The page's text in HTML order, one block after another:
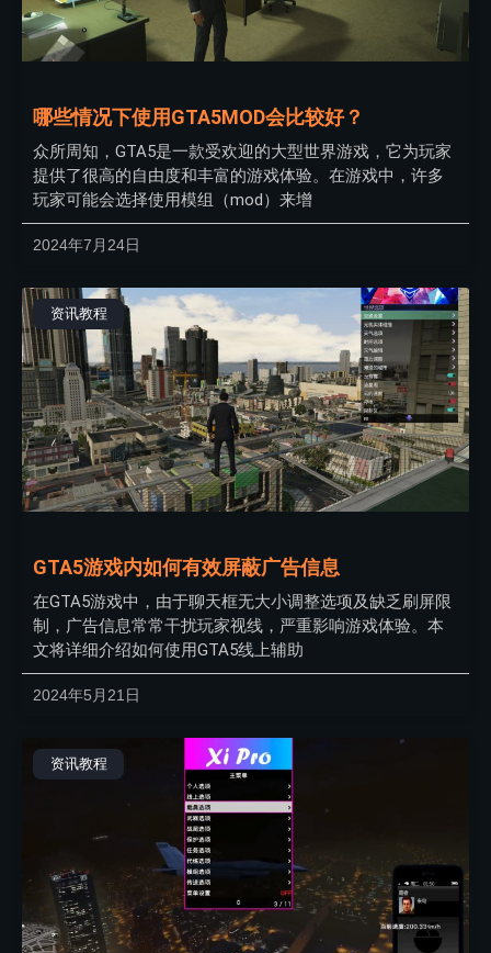
哪些情况下使用GTA5MOD会比较好？
众所周知，GTA5是一款受欢迎的大型世界游戏，它为玩家
提供了很高的自由度和丰富的游戏体验。在游戏中，许多
玩家可能会选择使用模组（mod）来增
2024年7月24日
资讯教程
GTA5游戏内如何有效屏蔽广告信息
在GTA5游戏中，由于聊天框无大小调整选项及缺乏刷屏限
制，广告信息常常干扰玩家视线，严重影响游戏体验。本
文将详细介绍如何使用GTA5线上辅助
2024年5月21日
资讯教程